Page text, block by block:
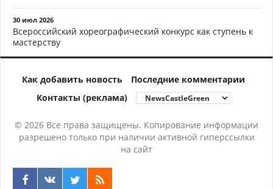
30 июл 2026
Всероссийский хореографический конкурс как ступень к
мастерству
Как добавить новость
Последние комментарии
Контакты (реклама)
© 2026 Все права защищены. Копирование информации
разрешено только при наличии активной гиперссылки
на сайт